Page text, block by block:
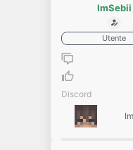
ImSebii
Utente
Discord